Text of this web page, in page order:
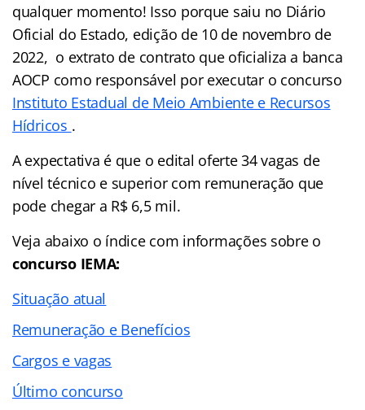
qualquer momento! Isso porque saiu no Diário
Oficial do Estado, edição de 10 de novembro de
2022, o extrato de contrato que oficializa a banca
AOCP como responsável por executar o concurso
Instituto Estadual de Meio Ambiente e Recursos
Hídricos .
A expectativa é que o edital oferte 34 vagas de
nível técnico e superior com remuneração que
pode chegar a R$ 6,5 mil.
Veja abaixo o índicecom informações sobre o
concurso IEMA:
Situação atual
Remuneração e Benefícios
Cargos e vagas
Último concurso